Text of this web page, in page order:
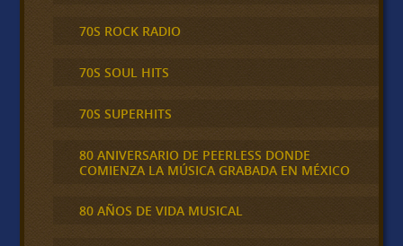
70S ROCK RADIO
70S SOUL HITS
70S SUPERHITS
80 ANIVERSARIO DE PEERLESS DONDE
COMIENZA LA MÚSICA GRABADA EN MÉXICO
80 AÑOS DE VIDA MUSICAL